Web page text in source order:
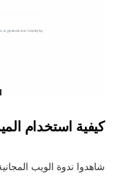
كيفية استخدام
شاهدوا ندوة الويب